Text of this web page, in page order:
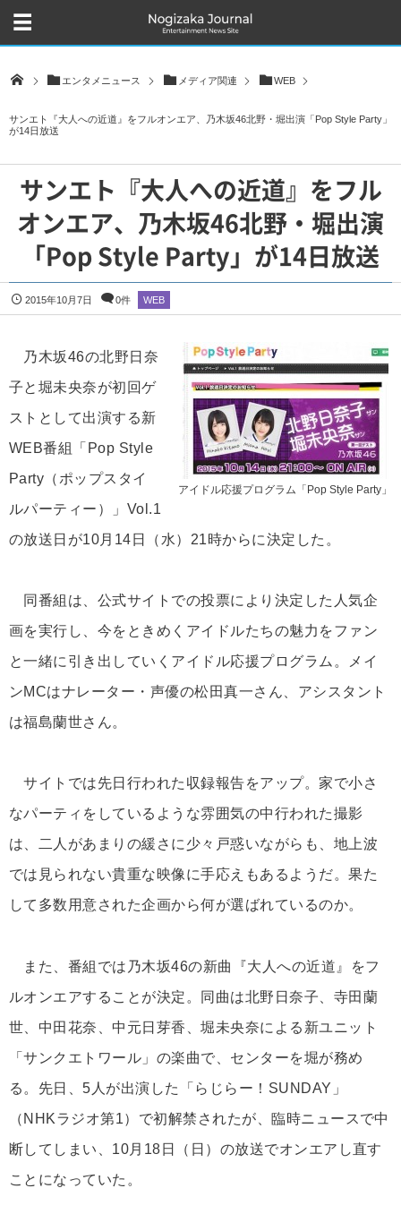
エンタメニュース メディア関連 WEB
サンエト『大人への近道』をフルオンエア、乃木坂46北野・堀出演「Pop Style Party」
が14日放送
サンエト『大人への近道』をフル
オンエア、乃木坂46北野・堀出演
「Pop Style Party」が14日放送
2015年10月7日 0件 WEB
アイドル応援プログラム「Pop Style Party」
乃木坂46の北野日奈
子と堀未央奈が初回ゲ
ストとして出演する新
WEB番組「Pop Style
Party（ポップスタイ
ルパーティー）」Vol.1
の放送日が10月14日（水）21時からに決定した。
同番組は、公式サイトでの投票により決定した人気企
画を実行し、今をときめくアイドルたちの魅力をファン
と一緒に引き出していくアイドル応援プログラム。メイ
ンMCはナレーター・声優の松田真一さん、アシスタント
は福島蘭世さん。
サイトでは先日行われた収録報告をアップ。家で小さ
なパーティをしているような雰囲気の中行われた撮影
は、二人があまりの緩さに少々戸惑いながらも、地上波
では見られない貴重な映像に手応えもあるようだ。果た
して多数用意された企画から何が選ばれているのか。
また、番組では乃木坂46の新曲『大人への近道』をフ
ルオンエアすることが決定。同曲は北野日奈子、寺田蘭
世、中田花奈、中元日芽香、堀未央奈による新ユニット
「サンクエトワール」の楽曲で、センターを堀が務め
る。先日、5人が出演した「らじらー！SUNDAY」
（NHKラジオ第1）で初解禁されたが、臨時ニュースで中
断してしまい、10月18日（日）の放送でオンエアし直す
ことになっていた。